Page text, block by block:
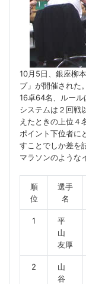
10月5日、銀座柳
プ」が開催された。
16卓64名、ルール
システムは２回戦
えたときの上位４
ポイント下位者に
すことでしか差を
マラソンのような
順
位
選手
名
1
平
山
友厚
2
山
谷